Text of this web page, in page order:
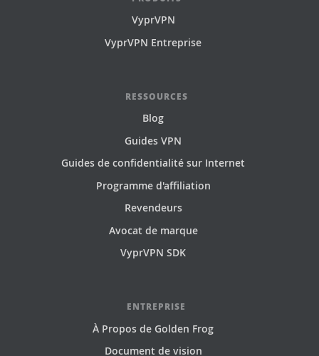
VyprVPN
VyprVPN Entreprise
RESSOURCES
Blog
Guides VPN
Guides de confidentialité sur Internet
Programme d'affiliation
Revendeurs
Avocat de marque
VyprVPN SDK
ENTREPRISE
À Propos de Golden Frog
Document de vision